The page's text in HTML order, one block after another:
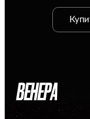
ВЕНЕРА